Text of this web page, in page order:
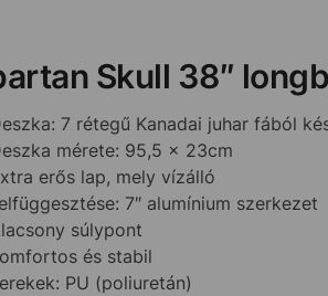
Skull 38″
7 rétegű Kanadai juhar fából
mérete: 95,5 x 23cm
erős lap, mely vízálló
7″ alumínium szerkezet
súlypont
és stabil
PU (poliuretán)